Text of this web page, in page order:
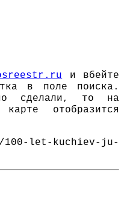
и вбейте
в поле поиска.
сделали, то на
отобразится
let-kuchiev-ju-